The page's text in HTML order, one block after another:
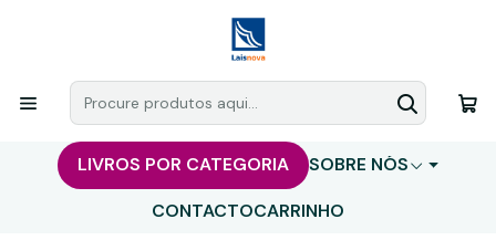
LIVROS POR CATEGORIA
SOBRE NÓS
CONTACTOCARRINHO